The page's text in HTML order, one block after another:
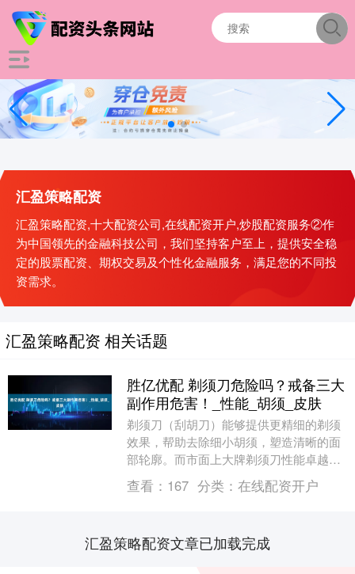
汇盈策略配资
汇盈策略配资,十大配资公司,在线配资开户,炒股配资服务②作
为中国领先的金融科技公司，我们坚持客户至上，提供安全稳
定的股票配资、期权交易及个性化金融服务，满足您的不同投
资需求。
汇盈策略配资 相关话题
胜亿优配 剃须刀危险吗？戒备三大
副作用危害！_性能_胡须_皮肤
剃须刀（刮胡刀）能够提供更精细的剃须
效果，帮助去除细小胡须，塑造清晰的面
部轮廓。而市面上大牌剃须刀性能卓越
款，价格较高，通常在五六百到上千元之
间。而低价款由于性....
查看： 167 分类： 在线配资开户
汇盈策略配资文章已加载完成